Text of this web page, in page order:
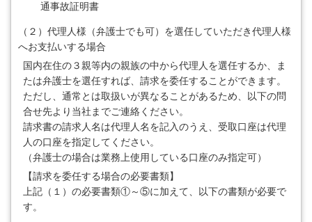
通事故証明書
（２） 代理人様（弁護士でも可）を選任していただき代理人様
へお支払いする場合
国内在住の３親等内の親族の中から代理人を選任するか、ま
たは弁護士を選任すれば、請求を委任することができます。
ただし、通常とは取扱いが異なることがあるため、以下の問
合せ先より当社までご連絡ください。
請求書の請求人名は代理人名を記入のうえ、受取口座は代理
人の口座を指定してください。
（弁護士の場合は業務上使用している口座のみ指定可）
【請求を委任する場合の必要書類】
上記（１）の必要書類①～⑤に加えて、以下の書類が必要で
す。